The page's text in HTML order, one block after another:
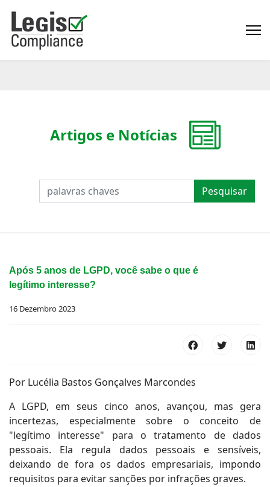
PESQUISAR Pesquisar
Artigos e Notícias
Após 5 anos de LGPD, você sabe o que é
legítimo interesse?
16 Dezembro 2023
Por Lucélia Bastos Gonçalves Marcondes
A LGPD, em seus cinco anos, avançou, mas gera
incertezas, especialmente sobre o conceito de
"legítimo interesse" para o tratamento de dados
pessoais. Ela regula dados pessoais e sensíveis,
deixando de fora os dados empresariais, impondo
requisitos para evitar sanções por infrações graves.